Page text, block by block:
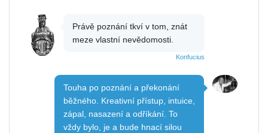
Právě poznání tkví v tom, znát
meze vlastní nevědomosti.
Konfucius
Touha po poznání a překonání
běžného. Kreativní přístup, intuice,
zápal, nasazení a odříkání. To
vždy bylo, je a bude hnací silou